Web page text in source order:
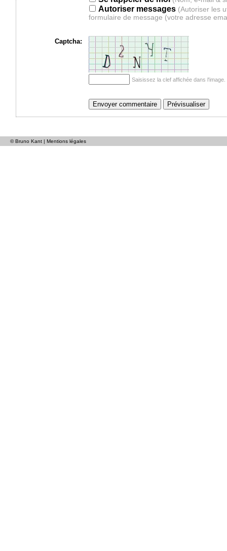
Autoriser messages (Autoriser les
formulaire de message (votre adresse
Captcha:
Saisissez la clef affichée dans
© Bruno Kant | Mentions légales